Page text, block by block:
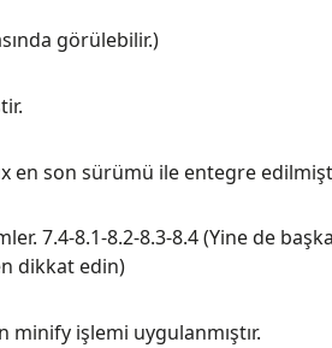
görülebilir.)
en son sürümü ile entegre
7.4-8.1-8.2-8.3-8.4 (Yine de
dikkat edin)
minify işlemi uygulanmıştır.